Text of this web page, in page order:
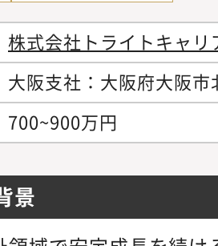
株式会社トライトキャリ
大阪支社：大阪府大阪
700~900万円
景